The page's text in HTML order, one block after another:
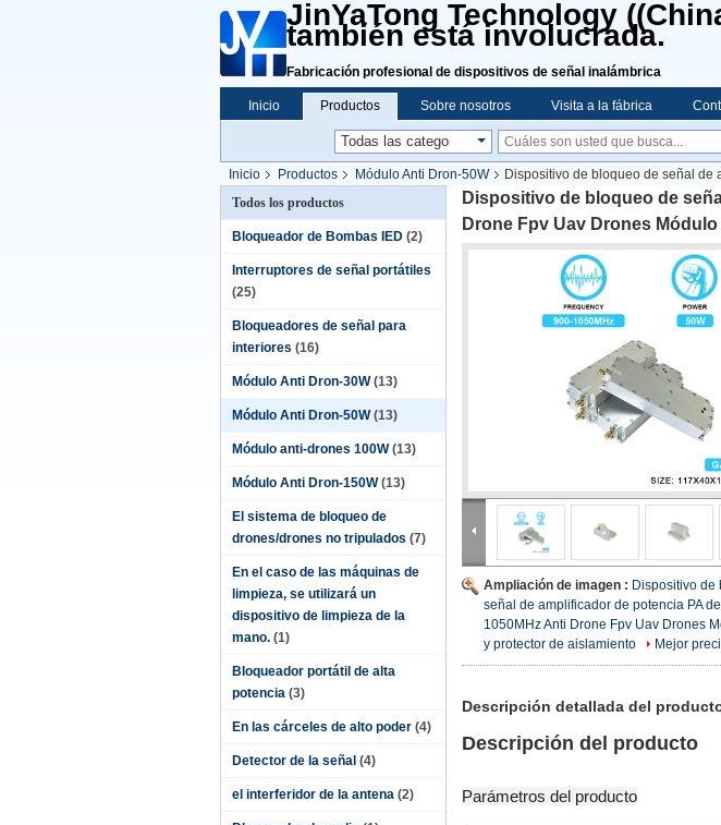
JinYaTong Technology
también está involucrada.
Fabricación profesional de dispositivos de señal inalámbrica
Inicio Productos Sobre nosotros Visita a la fábrica
Inicio Productos Módulo Anti Dron-50W
Dispositivo de bloqueo de señal de
con GaN y protector de aislamiento
Todos los productos
Bloqueador de Bombas IED (2)
Interruptores de señal portátiles
(25)
Bloqueadores de señal para
interiores (16)
Módulo Anti Dron-30W (13)
Módulo Anti Dron-50W (13)
Módulo anti-drones 100W (13)
Módulo Anti Dron-150W (13)
El sistema de bloqueo de
drones/drones no tripulados (7)
En el caso de las máquinas de
limpieza, se utilizará un
dispositivo de limpieza de la
mano. (1)
Bloqueador portátil de alta
potencia (3)
En las cárceles de alto poder (4)
Detector de la señal (4)
el interferidor de la antena (2)
Dispositivo de bloqueo de
Drone Fpv Uav Drones
Ampliación de imagen : Dispositivo de
señal de amplificador de potencia PA
1050MHz Anti Drone Fpv Uav Drones
y protector de aislamiento
Mejor
Descripción detallada del
Descripción del producto
Parámetros del producto